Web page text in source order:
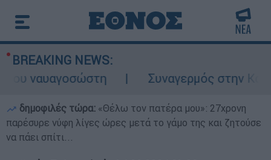
BREAKING NEWS:
ναυαγοσώστη
Συναγερμός στην
δημοφιλές τώρα: «Θέλω τον πατέρα μου»: 27χρονη
παρέσυρε νύφη λίγες ώρες μετά το γάμο της και ζητούσε
να πάει σπίτι...